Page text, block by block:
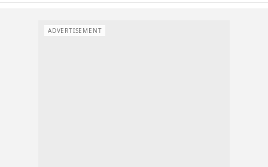
ADVERTISEMENT